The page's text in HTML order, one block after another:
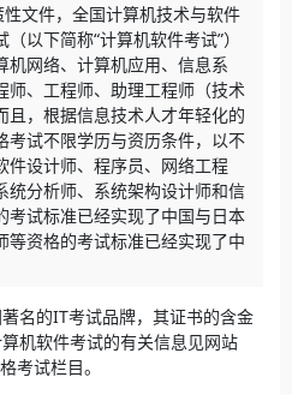
文件，全国计算机技术与软件
以下简称“计算机软件考试”）
机网络、计算机应用、信息系
师、工程师、助理工程师（技术
且，根据信息技术人才年轻化的
考试不限学历与资历条件，以不
件设计师、程序员、网络工程
统分析师、系统架构设计师和信
考试标准已经实现了中国与日本
等资格的考试标准已经实现了中
名的IT考试品牌，其证书的含金
机软件考试的有关信息见网站
考试栏目。